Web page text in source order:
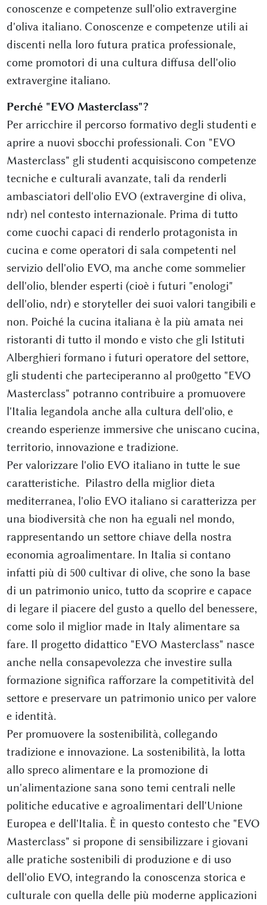
conoscenze e competenze sull'olio extravergine
d'oliva italiano. Conoscenze e competenze utili ai
discenti nella loro futura pratica professionale,
come promotori di una cultura diffusa dell'olio
extravergine italiano.
Perché "EVO Masterclass"?
Per arricchire il percorso formativo degli studenti e
aprire a nuovi sbocchi professionali. Con "EVO
Masterclass" gli studenti acquisiscono competenze
tecniche e culturali avanzate, tali da renderli
ambasciatori dell'olio EVO (extravergine di oliva,
ndr) nel contesto internazionale. Prima di tutto
come cuochi capaci di renderlo protagonista in
cucina e come operatori di sala competenti nel
servizio dell'olio EVO, ma anche come sommelier
dell'olio, blender esperti (cioè i futuri "enologi"
dell'olio, ndr) e storyteller dei suoi valori tangibili e
non. Poiché la cucina italiana è la più amata nei
ristoranti di tutto il mondo e visto che gli Istituti
Alberghieri formano i futuri operatore del settore,
gli studenti che parteciperanno al pro0getto "EVO
Masterclass" potranno contribuire a promuovere
l'Italia legandola anche alla cultura dell'olio, e
creando esperienze immersive che uniscano cucina,
territorio, innovazione e tradizione.
Per valorizzare l'olio EVO italiano in tutte le sue
caratteristiche. Pilastro della miglior dieta
mediterranea, l'olio EVO italiano si caratterizza per
una biodiversità che non ha eguali nel mondo,
rappresentando un settore chiave della nostra
economia agroalimentare. In Italia si contano
infatti più di 500 cultivar di olive, che sono la base
di un patrimonio unico, tutto da scoprire e capace
di legare il piacere del gusto a quello del benessere,
come solo il miglior made in Italy alimentare sa
fare. Il progetto didattico "EVO Masterclass" nasce
anche nella consapevolezza che investire sulla
formazione significa rafforzare la competitività del
settore e preservare un patrimonio unico per valore
e identità.
Per promuovere la sostenibilità, collegando
tradizione e innovazione. La sostenibilità, la lotta
allo spreco alimentare e la promozione di
un'alimentazione sana sono temi centrali nelle
politiche educative e agroalimentari dell'Unione
Europea e dell'Italia. È in questo contesto che "EVO
Masterclass" si propone di sensibilizzare i giovani
alle pratiche sostenibili di produzione e di uso
dell'olio EVO, integrando la conoscenza storica e
culturale con quella delle più moderne applicazioni